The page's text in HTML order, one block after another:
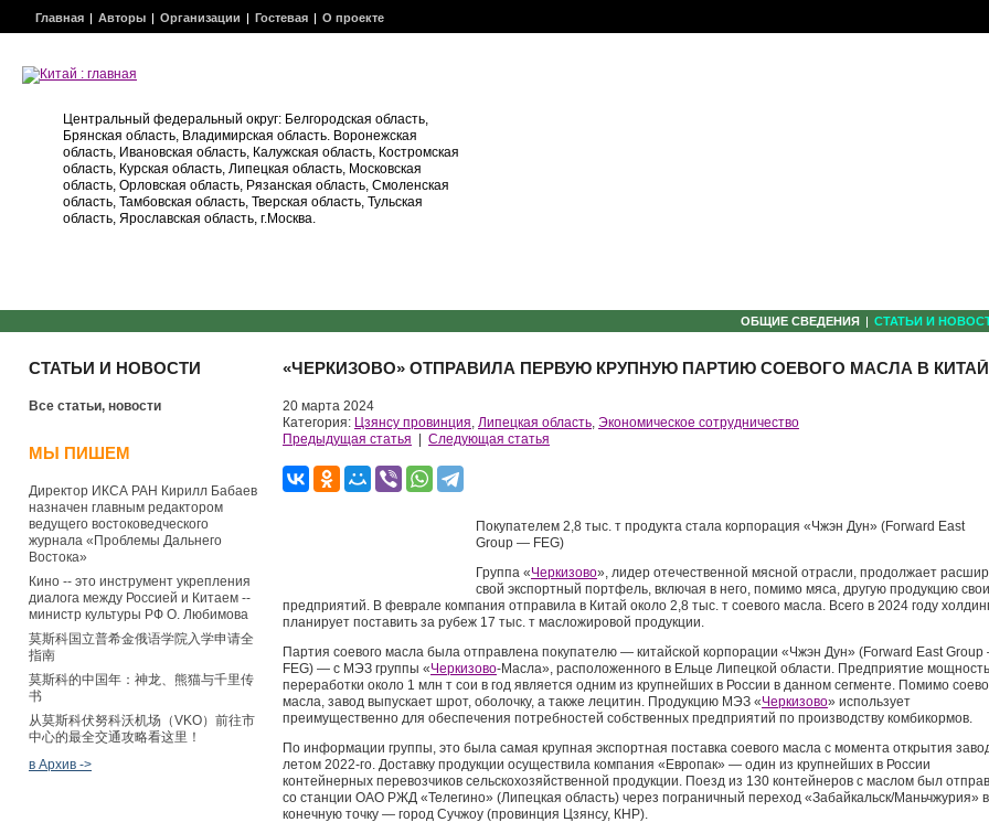
Главная Авторы Организации Гостевая О проекте
Центральный федеральный округ: Белгородская область,
Брянская область, Владимирская область. Воронежская
область, Ивановская область, Калужская область, Костромская
область, Курская область, Липецкая область, Московская
область, Орловская область, Рязанская область, Смоленская
область, Тамбовская область, Тверская область, Тульская
область, Ярославская область, г.Москва.
ОБЩИЕ СВЕДЕНИЯ СТАТЬИ И
СТАТЬИ И НОВОСТИ
Все статьи, новости
МЫ ПИШЕМ
Директор ИКСА РАН Кирилл Бабаев
назначен главным редактором
ведущего востоковедческого
журнала «Проблемы Дальнего
Востока»
Кино -- это инструмент укрепления
диалога между Россией и Китаем --
министр культуры РФ О. Любимова
莫斯科国立普希金俄语学院入学申请全
指南
莫斯科的中国年：神龙、熊猫与千里传
书
从莫斯科伏努科沃机场（VKO）前往市
中心的最全交通攻略看这里！
в Архив ->
«ЧЕРКИЗОВО» ОТПРАВИЛА ПЕРВУЮ КРУПНУЮ ПАРТИЮ СОЕВОГО МАСЛА В КИТАЙ
20 марта 2024
Категория: Цзянсу провинция, Липецкая область, Экономическое сотрудничество
Предыдущая статья
Следующая статья
Покупателем 2,8 тыс. т продукта стала корпорация «Чжэн Дун» (Forward East
Group — FEG)
Группа «Черкизово», лидер отечественной мясной отрасли, продолжает
свой экспортный портфель, включая в него, помимо мяса, другую продукцию
предприятий. В феврале компания отправила в Китай около 2,8 тыс. т соевого масла. Всего в 2024 году
планирует поставить за рубеж 17 тыс. т масложировой продукции.
Партия соевого масла была отправлена покупателю — китайской корпорации «Чжэн Дун» (Forward East
FEG) — с МЭЗ группы «Черкизово-Масла», расположенного в Ельце Липецкой области. Предприятие
переработки около 1 млн т сои в год является одним из крупнейших в России в данном сегменте. Помимо
масла, завод выпускает шрот, оболочку, а также лецитин. Продукцию МЭЗ «Черкизово» использует
преимущественно для обеспечения потребностей собственных предприятий по производству комбикормов.
По информации группы, это была самая крупная экспортная поставка соевого масла с момента открытия
летом 2022-го. Доставку продукции осуществила компания «Европак» — один из крупнейших в России
контейнерных перевозчиков сельскохозяйственной продукции. Поезд из 130 контейнеров с маслом был
со станции ОАО РЖД «Телегино» (Липецкая область) через пограничный переход «Забайкальск/Маньчжурия» в
конечную точку — город Сучжоу (провинция Цзянсу, КНР).